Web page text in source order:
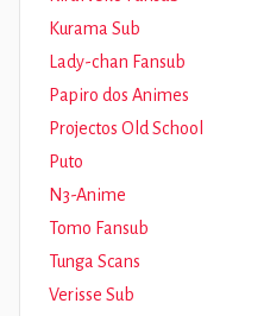
Kurama Sub
Lady-chan Fansub
Papiro dos Animes
Projectos Old School
Puto
N3-Anime
Tomo Fansub
Tunga Scans
Verisse Sub